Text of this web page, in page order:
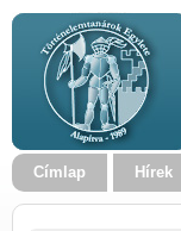
Címlap Hírek